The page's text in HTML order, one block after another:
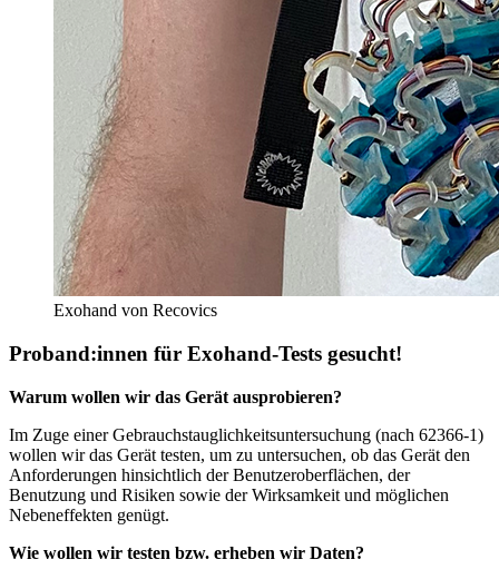
Exohand von Recovics
Proband:innen für Exohand-Tests gesucht!
Warum wollen wir das Gerät ausprobieren?
Im Zuge einer Gebrauchstauglichkeitsuntersuchung (nach 62366-1)
wollen wir das Gerät testen, um zu untersuchen, ob das Gerät den
Anforderungen hinsichtlich der Benutzeroberflächen, der
Benutzung und Risiken sowie der Wirksamkeit und möglichen
Nebeneffekten genügt.
Wie wollen wir testen bzw. erheben wir Daten?